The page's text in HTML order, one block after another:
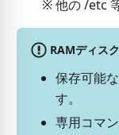
※ 他の /etc
RAMディス
保存可能
す。
専用コマ